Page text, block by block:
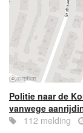
Politie naar de
vanwege
112 melding